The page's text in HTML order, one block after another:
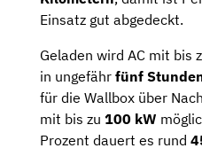
Einsatz gut abgedeckt.
Geladen wird AC mit bis
in ungefähr fünf
für die Wallbox über
mit bis zu 100 kW
Prozent dauert es rund